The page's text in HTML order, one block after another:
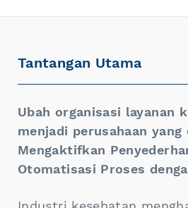
Tantangan Utama
Ubah organisasi layanan
menjadi perusahaan yang
Mengaktifkan
Otomatisasi Proses